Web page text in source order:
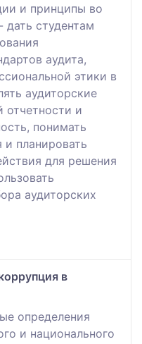
и принципы во
дать студентам
аудита,
этики в
аудиторские
отчетности и
понимать
и планировать
для решения
аудиторских
в
определения
и национального